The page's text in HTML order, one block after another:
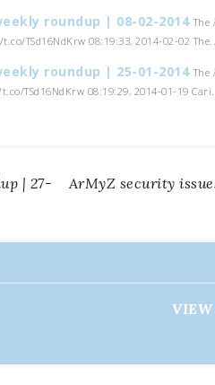
roundup | 08-02-2014The
TSd16NdKrw 08:19:33, 2014-02-02
roundup | 25-01-2014The
TSd16NdKrw 08:19:29, 2014-01-19
| 27-
ArMyZ security